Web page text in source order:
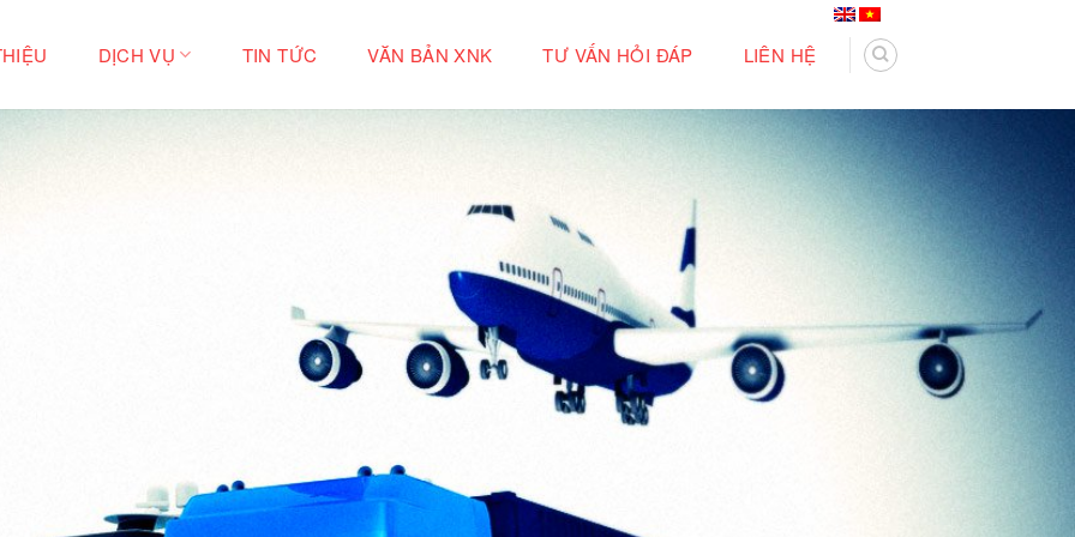
DỊCH VỤ TIN TỨC VĂN BẢN XNK TƯ VẤN HỎI ĐÁP LIÊN HỆ